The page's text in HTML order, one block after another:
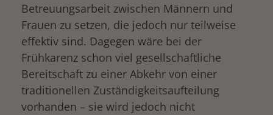
Betreuungsarbeit zwischen Männern und
Frauen zu setzen, die jedoch nur teilweise
effektiv sind. Dagegen wäre bei der
Frühkarenz schon viel gesellschaftliche
Bereitschaft zu einer Abkehr von einer
traditionellen Zuständigkeitsaufteilung
vorhanden – sie wird jedoch nicht